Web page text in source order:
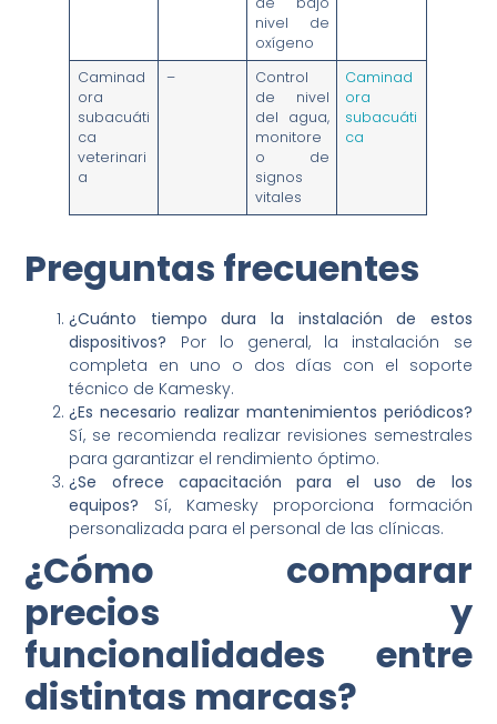
nivel de
oxígeno
Caminad
ora
subacuáti
ca
veterinari
a
–
Control
de nivel
del agua,
monitore
o de
signos
vitales
Caminad
ora
subacuáti
ca
Preguntas frecuentes
¿Cuánto tiempo dura la instalación de estos
dispositivos? Por lo general, la instalación se
completa en uno o dos días con el soporte
técnico de Kamesky.
¿Es necesario realizar mantenimientos periódicos?
Sí, se recomienda realizar revisiones semestrales
para garantizar el rendimiento óptimo.
¿Se ofrece capacitación para el uso de los
equipos? Sí, Kamesky proporciona formación
personalizada para el personal de las clínicas.
¿Cómo comparar
precios y
funcionalidades entre
distintas marcas?